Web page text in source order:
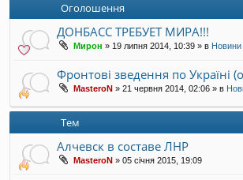
ст
уп
Оголошення
ДОНБАСС ТРЕБУЕТ МИРА!!!
Мирон » 19 липня 2014, 10:39 » в Новини
Фронтові зведення по
MasteroN » 21 червня 2014, 02:06 » в
Тем
Алчевск в составе ЛНР
MasteroN » 05 січня 2015, 19:09